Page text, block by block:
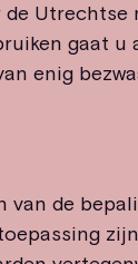
gaat u
enig
de